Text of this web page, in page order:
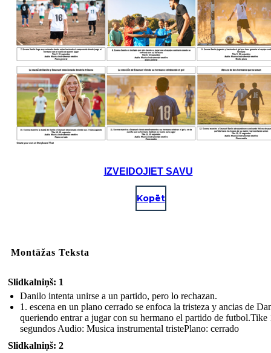
IZVEIDOJIET SAVU
Kopēt
Montāžas Teksta
Slidkalniņš: 1
Danilo intenta unirse a un partido, pero lo rechazan.
1. escena en un plano cerrado se enfoca la tristeza y ancias de
queriendo entrar a jugar con su hermano el partido de futbol.Tike
segundos Audio: Musica instrumental tristePlano: cerrado
Slidkalniņš: 2